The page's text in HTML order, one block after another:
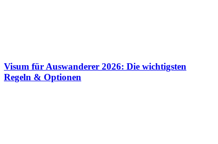
Visum für Auswanderer 2026: Die wichtigsten
Regeln & Optionen